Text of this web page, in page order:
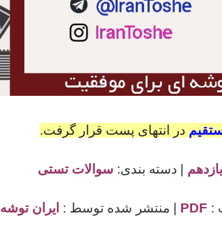
در انتهای پست قرار گرفت.
| دسته بندی: سوالات تستی
: | منتشر شده توسط : ایران توشه